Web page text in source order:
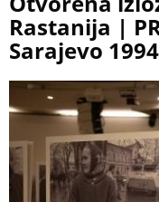
Rastanija |
Sarajevo